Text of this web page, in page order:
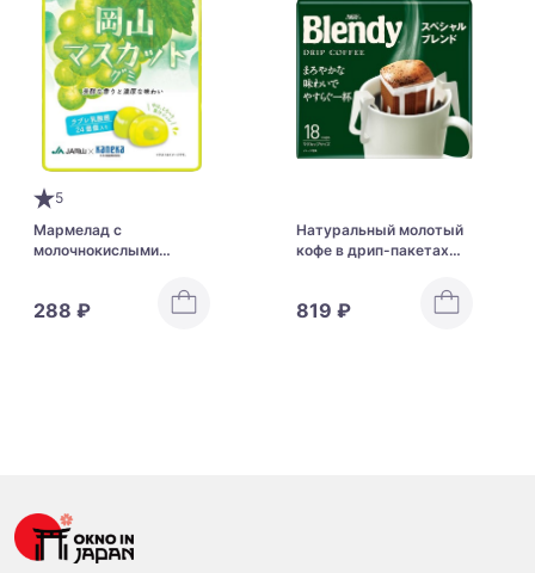
5
Мармелад с
молочнокислыми
Gummy Love Lactic Acid
288 ₽
Натуральный молотый
кофе в дрип-пакетах
Coffee Drip Pack Special
Blend
819 ₽